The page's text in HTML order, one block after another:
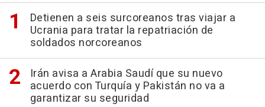
Detienen a seis surcoreanos tras viajar a
Ucrania para tratar la repatriación de
soldados norcoreanos
Irán avisa a Arabia Saudí que su nuevo
acuerdo con Turquía y Pakistán no va a
garantizar su seguridad